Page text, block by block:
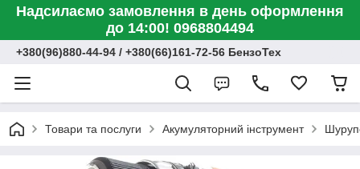
Надсилаємо замовлення в день оформлення
до 14:00! 0968804494
+380(96)880-44-94 / +380(66)161-72-56 БензоТех
Товари та послуги Акумуляторний інструмент